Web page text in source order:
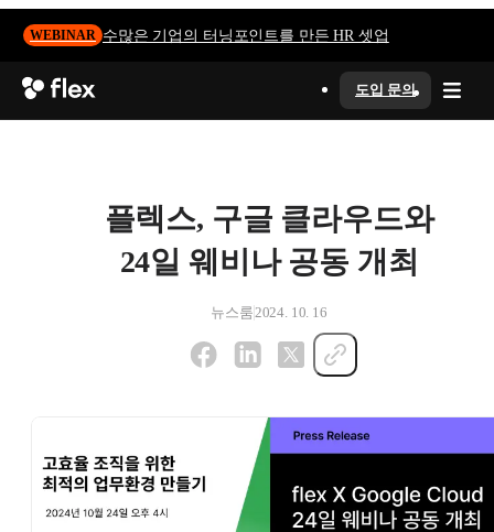
WEBINAR 수많은 기업의 터닝포인트를 만든 HR 셋업
도입 문의
플렉스, 구글 클라우드와
24일 웨비나 공동 개최
뉴스룸 2024. 10. 16